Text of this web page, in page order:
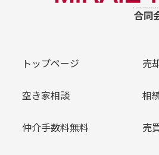
トップページ 売
空き家相談 相
仲介手数料無料 売